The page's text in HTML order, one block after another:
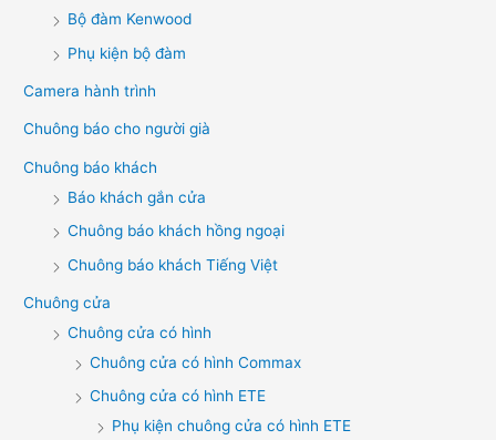
Bộ đàm Kenwood
Phụ kiện bộ đàm
Camera hành trình
Chuông báo cho người già
Chuông báo khách
Báo khách gắn cửa
Chuông báo khách hồng ngoại
Chuông báo khách Tiếng Việt
Chuông cửa
Chuông cửa có hình
Chuông cửa có hình Commax
Chuông cửa có hình ETE
Phụ kiện chuông cửa có hình ETE